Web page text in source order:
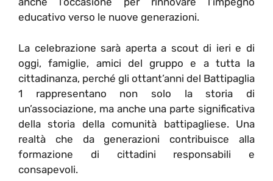
educativo verso le nuove generazioni.
La celebrazione sarà aperta a scout di ieri e di
oggi, famiglie, amici del gruppo e a tutta la
cittadinanza, perché gli ottant’anni del Battipaglia
1 rappresentano non solo la storia di
un’associazione, ma anche una parte significativa
della storia della comunità battipagliese. Una
realtà che da generazioni contribuisce alla
formazione di cittadini responsabili e
consapevoli.